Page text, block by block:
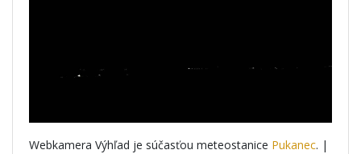
Webkamera Výhľad je súčasťou meteostanice Pukanec. |